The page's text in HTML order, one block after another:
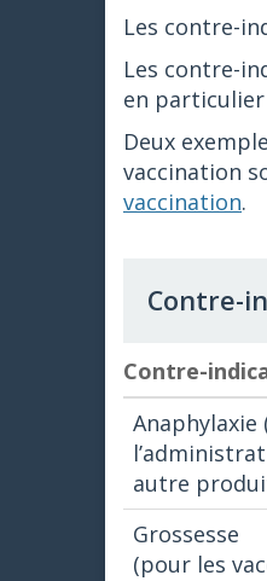
Les contre-
Les contre-
en
Deux
vaccination
vaccination.
Contre-
Contre-
autre
Grossesse
(pour les